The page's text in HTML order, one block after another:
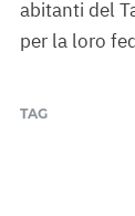
abitanti del
per la loro
TAG